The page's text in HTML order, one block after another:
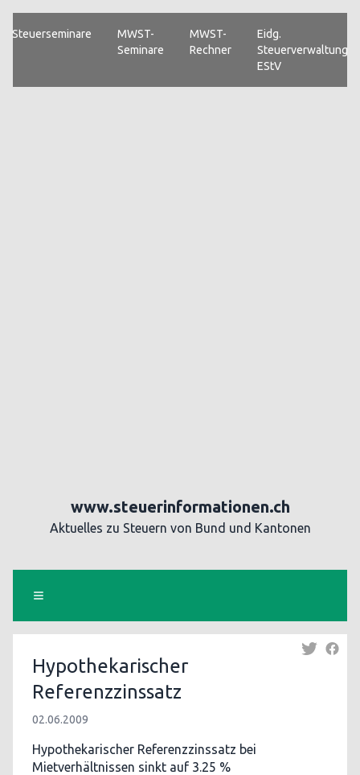
Steuerseminare
MWST-
Seminare
MWST-
Rechner
Eidg.
Steuerverwaltung
EStV
www.steuerinformationen.ch
Aktuelles zu Steuern von Bund und Kantonen
Hypothekarischer
Referenzzinssatz
02.06.2009
Hypothekarischer Referenzzinssatz bei
Mietverhältnissen sinkt auf 3.25 %